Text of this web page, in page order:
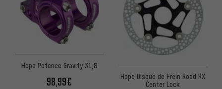
Hope Potence Gravity 31,8
98,99€
Hope Disque de Frein Road RX
Center Lock